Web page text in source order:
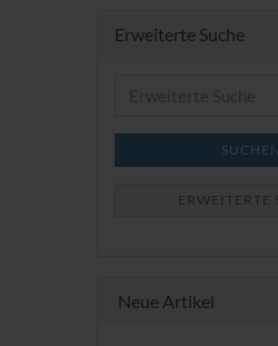
Erweiterte Suche
SUCHEN
ERWEITERTE
Neue Artikel